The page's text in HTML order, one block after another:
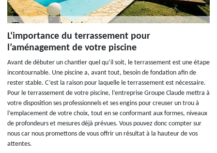
L‘importance du terrassement pour
l’aménagement de votre piscine
Avant de débuter un chantier quel qu’il soit, le terrassement est une étape
incontournable. Une piscine a, avant tout, besoin de fondation afin de
rester stable. C’est la raison pour laquelle le terrassement est nécessaire.
Pour le terrassement de votre piscine, l’entreprise Groupe Claude mettra à
votre disposition ses professionnels et ses engins pour creuser un trou à
l’emplacement de votre choix, tout en se conformant aux formes, niveaux
de profondeurs et mesures déjà prévues. Vous pouvez donc compter sur
nous car nous promettons de vous offrir un résultat à la hauteur de vos
attentes.